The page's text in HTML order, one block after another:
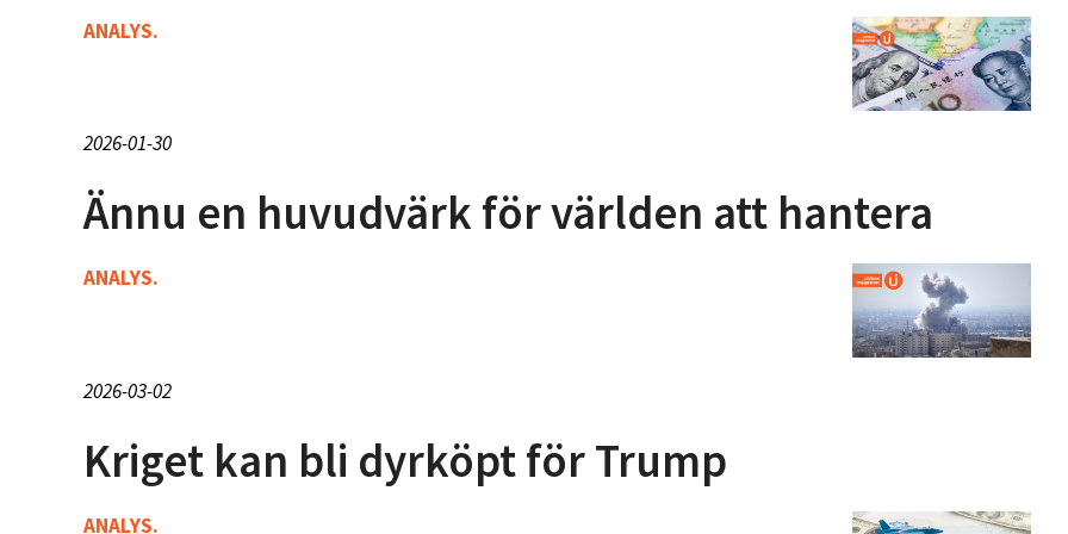
ANALYS.
2026-01-30
Ännu en huvudvärk för världen att hantera
ANALYS.
2026-03-02
Kriget kan bli dyrköpt för Trump
ANALYS.